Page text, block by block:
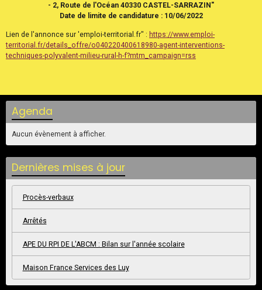
- 2, Route de l'Océan 40330 CASTEL-SARRAZIN"
Date de limite de candidature : 10/06/2022
Lien de l'annonce sur 'emploi-territorial.fr" : https://www.emploi-
territorial.fr/details_offre/o040220400618980-agent-interventions-
techniques-polyvalent-milieu-rural-h-f?mtm_campaign=rss
Agenda
Aucun évènement à afficher.
Dernières mises à jour
Procès-verbaux
Arrêtés
APE DU RPI DE L'ABCM : Bilan sur l'année scolaire
Maison France Services des Luy